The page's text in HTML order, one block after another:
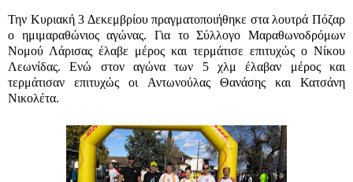
Την Κυριακή 3 Δεκεμβρίου πραγματοποιήθηκε στα λουτρά Πόζαρ
ο ημιμαραθώνιος αγώνας. Για το Σύλλογο Μαραθωνοδρόμων
Νομού Λάρισας έλαβε μέρος και τερμάτισε επιτυχώς ο Νίκου
Λεωνίδας. Ενώ στον αγώνα των 5 χλμ έλαβαν μέρος και
τερμάτισαν επιτυχώς οι Αντωνούλας Θανάσης και Κατσάνη
Νικολέτα.